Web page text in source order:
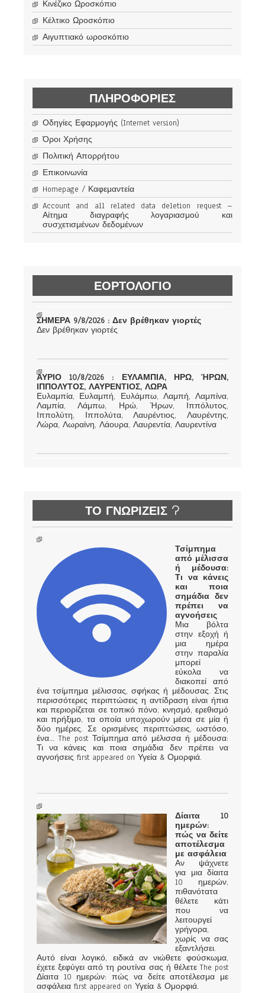
Κινέζικο Ωροσκόπιο
Κέλτικο Ωροσκόπιο
Αιγυπτιακό ωροσκόπιο
ΠΛΗΡΟΦΟΡΊΕΣ
Οδηγίες Εφαρμογής (Internet version)
Όροι Χρήσης
Πολιτική Απορρήτου
Επικοινωνία
Homepage / Καφεμαντεία
Account and all related data deletion request –
Αίτημα διαγραφής λογαριασμού και
συσχετισμένων δεδομένων
ΕΟΡΤΟΛΟΓΙΟ
ΣΗΜΕΡΑ 9/8/2026 : Δεν βρέθηκαν γιορτές
Δεν βρέθηκαν γιορτές
ΑΥΡΙΟ 10/8/2026 : ΕΥΛΑΜΠΙΑ, ΗΡΩ, ΉΡΩΝ,
ΙΠΠΟΛΥΤΟΣ, ΛΑΥΡΕΝΤΙΟΣ, ΛΩΡΑ
Ευλαμπία, Ευλαμπή, Ευλάμπω, Λαμπή, Λαμπίνα,
Λαμπία, Λάμπω, Ηρώ, Ήρων, Ιππόλυτος,
Ιππολύτη, Ιππολύτα, Λαυρέντιος, Λαυρέντης,
Λώρα, Λωραίνη, Λάουρα, Λαυρεντία, Λαυρεντίνα
ΤΟ ΓΝΩΡΙΖΕΙΣ ?
Τσίμπημα
από μέλισσα
ή μέδουσα:
Τι να κάνεις
και ποια
σημάδια δεν
πρέπει να
αγνοήσεις
Μια βόλτα
στην εξοχή ή
μια ημέρα
στην παραλία
μπορεί
εύκολα να
διακοπεί από
ένα τσίμπημα μέλισσας, σφήκας ή μέδουσας. Στις
περισσότερες περιπτώσεις η αντίδραση είναι ήπια
και περιορίζεται σε τοπικό πόνο, κνησμό, ερεθισμό
και πρήξιμο, τα οποία υποχωρούν μέσα σε μία ή
δύο ημέρες. Σε ορισμένες περιπτώσεις, ωστόσο,
ένα... The post Τσίμπημα από μέλισσα ή μέδουσα:
Τι να κάνεις και ποια σημάδια δεν πρέπει να
αγνοήσεις first appeared on Υγεία & Ομορφιά.
Δίαιτα 10
ημερών:
πώς να δείτε
αποτέλεσμα
με ασφάλεια
Αν ψάχνετε
για μια δίαιτα
10 ημερών,
πιθανότατα
θέλετε κάτι
που να
λειτουργεί
γρήγορα,
χωρίς να σας
εξαντλήσει.
Αυτό είναι λογικό, ειδικά αν νιώθετε φούσκωμα,
έχετε ξεφύγει από τη ρουτίνα σας ή θέλετε The post
Δίαιτα 10 ημερών: πώς να δείτε αποτέλεσμα με
ασφάλεια first appeared on Υγεία & Ομορφιά.